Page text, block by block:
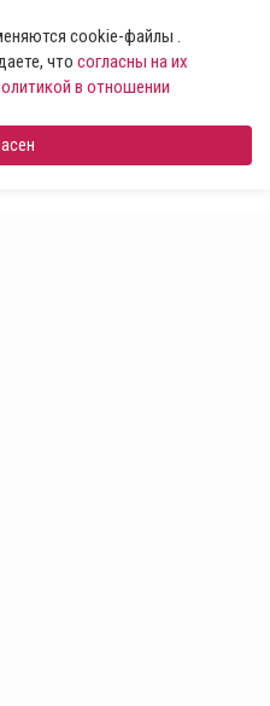
cookie-файлы .
что согласны на их
в отношении